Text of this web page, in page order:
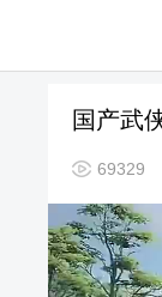
国产武
69329